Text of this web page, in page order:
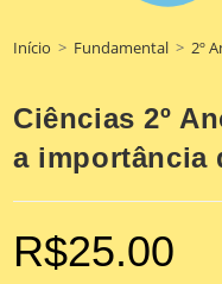
Início > Fundamental > 2º
Ciências 2º
a importância
R$25.00